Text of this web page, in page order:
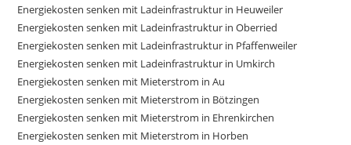
Energiekosten senken mit Ladeinfrastruktur in Heuweiler
Energiekosten senken mit Ladeinfrastruktur in Oberried
Energiekosten senken mit Ladeinfrastruktur in Pfaffenweiler
Energiekosten senken mit Ladeinfrastruktur in Umkirch
Energiekosten senken mit Mieterstrom in Au
Energiekosten senken mit Mieterstrom in Bötzingen
Energiekosten senken mit Mieterstrom in Ehrenkirchen
Energiekosten senken mit Mieterstrom in Horben